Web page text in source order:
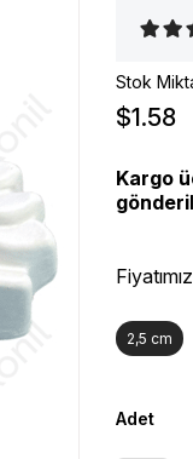
Stok
$1.58
Kargo
2,5 cm
Adet